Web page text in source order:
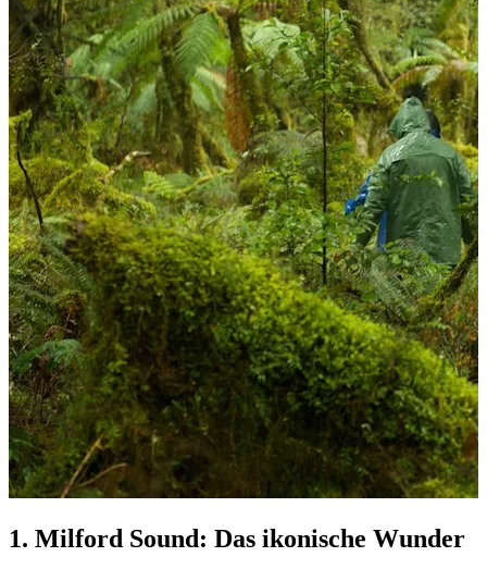
1. Milford Sound: Das ikonische Wunder